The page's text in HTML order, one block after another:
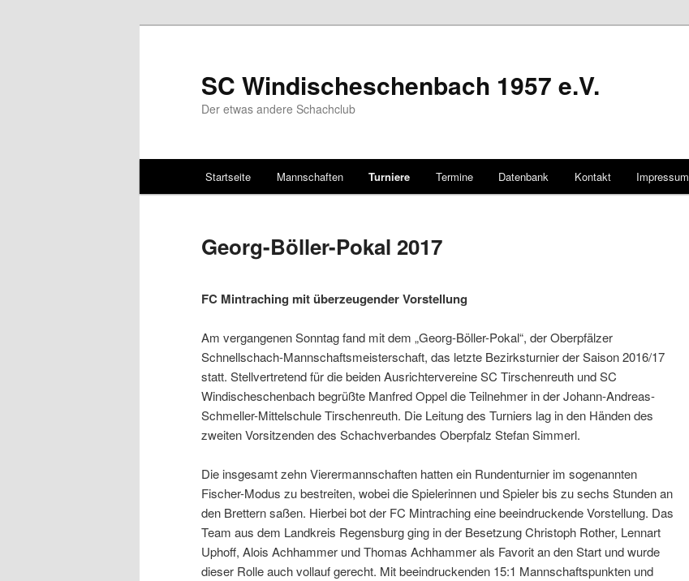
SC Windischeschenbach 1957 e.V.
Der etwas andere Schachclub
Zum Inhalt wechseln
Zum sekundären Inhalt wechseln
Startseite Mannschaften Turniere Termine Datenbank Kontakt Impressum
Georg-Böller-Pokal 2017
FC Mintraching mit überzeugender Vorstellung
Am vergangenen Sonntag fand mit dem „Georg-Böller-Pokal“, der Oberpfälzer
Schnellschach-Mannschaftsmeisterschaft, das letzte Bezirksturnier der Saison 2016/17
statt. Stellvertretend für die beiden Ausrichtervereine SC Tirschenreuth und SC
Windischeschenbach begrüßte Manfred Oppel die Teilnehmer in der Johann-Andreas-
Schmeller-Mittelschule Tirschenreuth. Die Leitung des Turniers lag in den Händen des
zweiten Vorsitzenden des Schachverbandes Oberpfalz Stefan Simmerl.
Die insgesamt zehn Vierermannschaften hatten ein Rundenturnier im sogenannten
Fischer-Modus zu bestreiten, wobei die Spielerinnen und Spieler bis zu sechs Stunden an
den Brettern saßen. Hierbei bot der FC Mintraching eine beeindruckende Vorstellung. Das
Team aus dem Landkreis Regensburg ging in der Besetzung Christoph Rother, Lennart
Uphoff, Alois Achhammer und Thomas Achhammer als Favorit an den Start und wurde
dieser Rolle auch vollauf gerecht. Mit beeindruckenden 15:1 Mannschaftspunkten und